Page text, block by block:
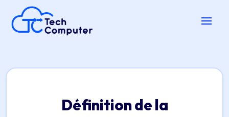
Définition de la